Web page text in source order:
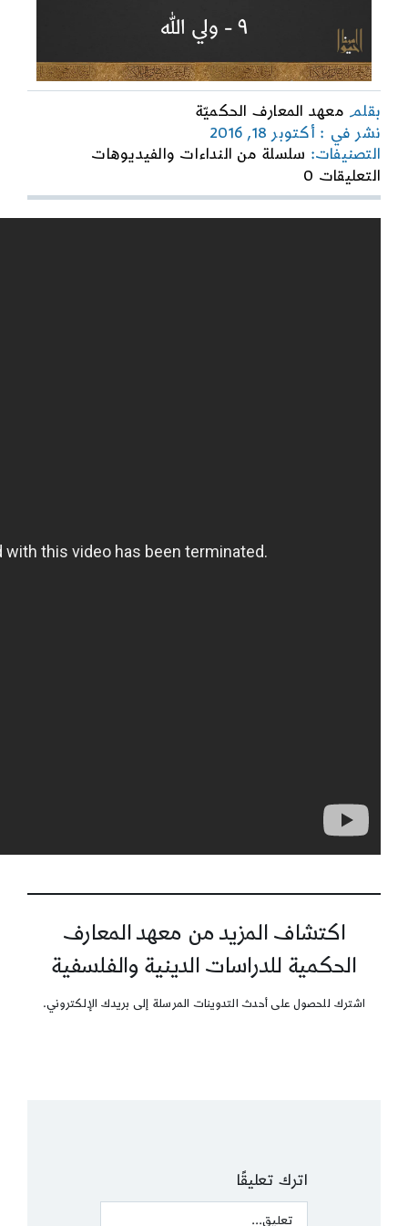
بقلم معهد المعارف الحكميّة
نشر في : أكتوبر 18, 2016
التصنيفات: سلسلة من النداءات والفيديوهات
التعليقات 0
on
ولي
اكتشاف المزيد من معهد المعارف
الحكمية للدراسات الدينية والفلسفية
اشترك للحصول على أحدث التدوينات المرسلة إلى بريدك الإلكتروني.
اترك تعليقًا
Comment